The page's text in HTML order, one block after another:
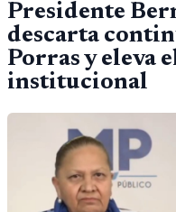
Presidente
descarta
Porras y eleva
institucional